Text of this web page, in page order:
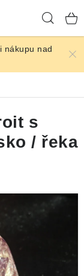
nákupu nad
s
/ řeka